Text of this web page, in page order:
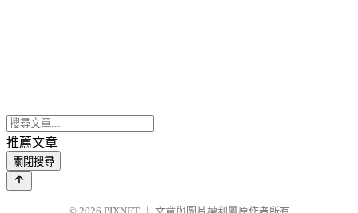
推薦文章
關閉搜尋
© 2026 PIXNET 文章與圖片權利屬原作者所有